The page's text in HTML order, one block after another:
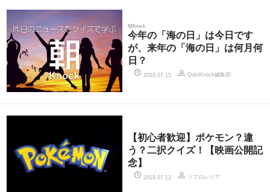
朝Knock
今年の「海の日」は今日です
が、来年の「海の日」は何月何
日？
2019.07.15 QuizKnock編集部
【初心者歓迎】ポケモン？違
う？二択クイズ！【映画公開記
念】
2019.07.12 ソフロレリア